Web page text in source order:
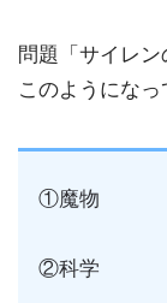
問題「サイレ
このようになっ
①魔物
②科学